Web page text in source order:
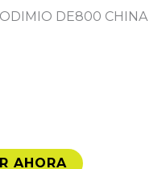
DE800 CHINA
AHORA